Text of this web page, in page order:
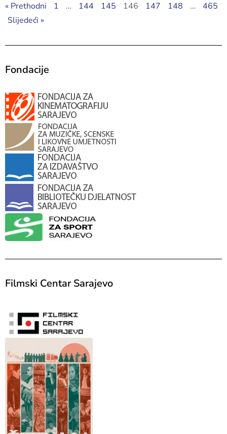
« Prethodni 1 … 144 145 146 147 148 …
465
Slijedeći »
Fondacije
Filmski Centar Sarajevo